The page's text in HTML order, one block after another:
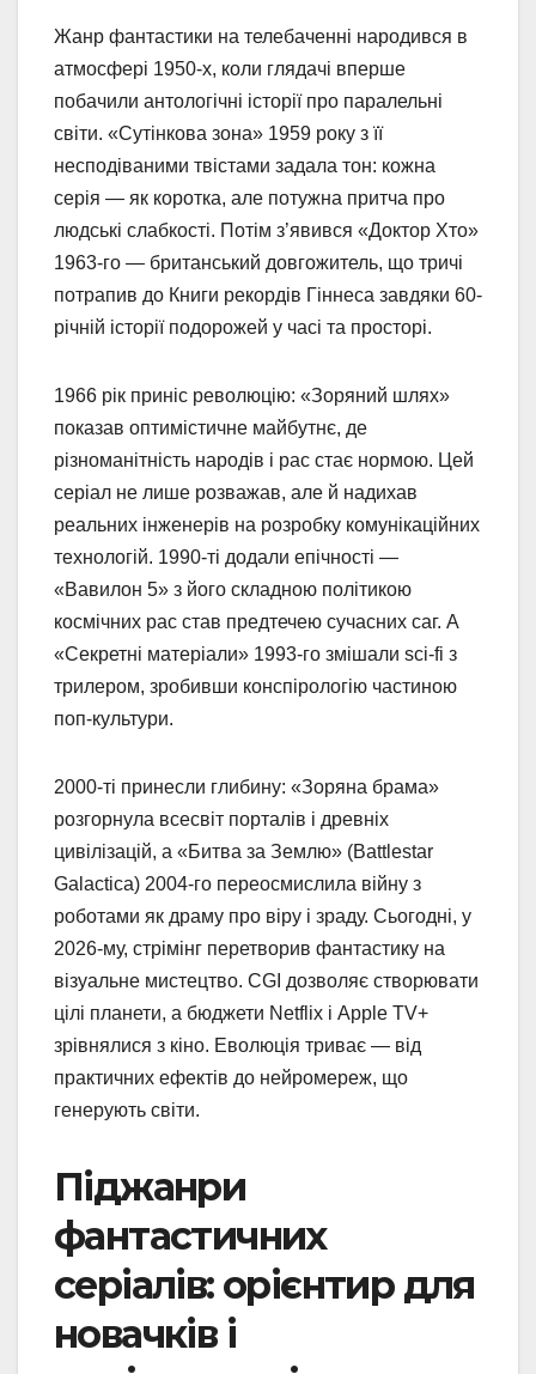
Жанр фантастики на телебаченні народився в
атмосфері 1950-х, коли глядачі вперше
побачили антологічні історії про паралельні
світи. «Сутінкова зона» 1959 року з її
несподіваними твістами задала тон: кожна
серія — як коротка, але потужна притча про
людські слабкості. Потім з’явився «Доктор Хто»
1963-го — британський довгожитель, що тричі
потрапив до Книги рекордів Гіннеса завдяки 60-
річній історії подорожей у часі та просторі.
1966 рік приніс революцію: «Зоряний шлях»
показав оптимістичне майбутнє, де
різноманітність народів і рас стає нормою. Цей
серіал не лише розважав, але й надихав
реальних інженерів на розробку комунікаційних
технологій. 1990-ті додали епічності —
«Вавилон 5» з його складною політикою
космічних рас став предтечею сучасних саг. А
«Секретні матеріали» 1993-го змішали sci-fi з
трилером, зробивши конспірологію частиною
поп-культури.
2000-ті принесли глибину: «Зоряна брама»
розгорнула всесвіт порталів і древніх
цивілізацій, а «Битва за Землю» (Battlestar
Galactica) 2004-го переосмислила війну з
роботами як драму про віру і зраду. Сьогодні, у
2026-му, стрімінг перетворив фантастику на
візуальне мистецтво. CGI дозволяє створювати
цілі планети, а бюджети Netflix і Apple TV+
зрівнялися з кіно. Еволюція триває — від
практичних ефектів до нейромереж, що
генерують світи.
Піджанри
фантастичних
серіалів: орієнтир для
новачків і